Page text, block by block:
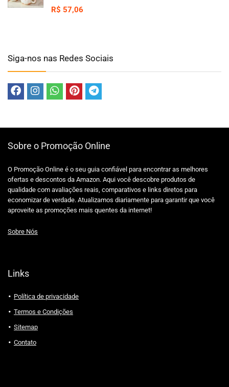
R$ 57,06
Siga-nos nas Redes Sociais
Sobre o Promoção Online
O Promoção Online é o seu guia confiável para encontrar as melhores
ofertas e descontos da Amazon. Aqui você descobre produtos de
qualidade com avaliações reais, comparativos e links diretos para
economizar de verdade. Atualizamos diariamente para garantir que você
aproveite as promoções mais quentes da internet!
Sobre Nós
Links
Política de privacidade
Termos e Condições
Sitemap
Contato